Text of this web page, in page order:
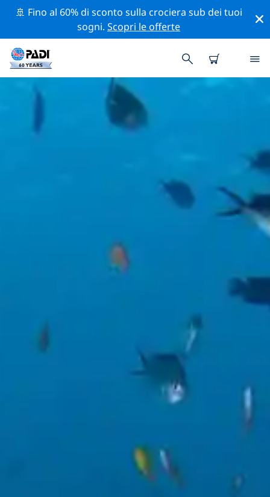
🚢 Fino al 60% di sconto sulla crociera sub dei tuoi
sogni.Scopri le offerte